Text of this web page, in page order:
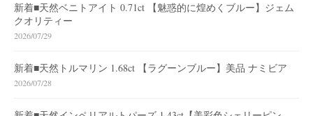
新着■天然ベニトアイト 0.71ct 【魅惑的に煌めくブルー】ジェム
クオリティー
2026/07/29
新着■天然トルマリン 1.68ct 【ラグーンブルー】美品 ナミビア
2026/07/28